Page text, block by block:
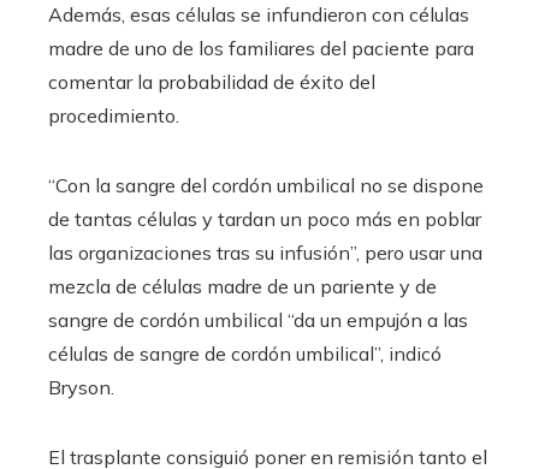
Además, esas células se infundieron con células
madre de uno de los familiares del paciente para
comentar la probabilidad de éxito del
procedimiento.
“Con la sangre del cordón umbilical no se dispone
de tantas células y tardan un poco más en poblar
las organizaciones tras su infusión”, pero usar una
mezcla de células madre de un pariente y de
sangre de cordón umbilical “da un empujón a las
células de sangre de cordón umbilical”, indicó
Bryson.
El trasplante consiguió poner en remisión tanto el